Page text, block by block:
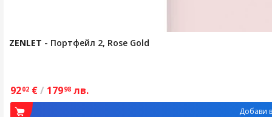
ZENLET - Портфейл 2, Rose Gold
9202 €/ 17998 лв.
Добави